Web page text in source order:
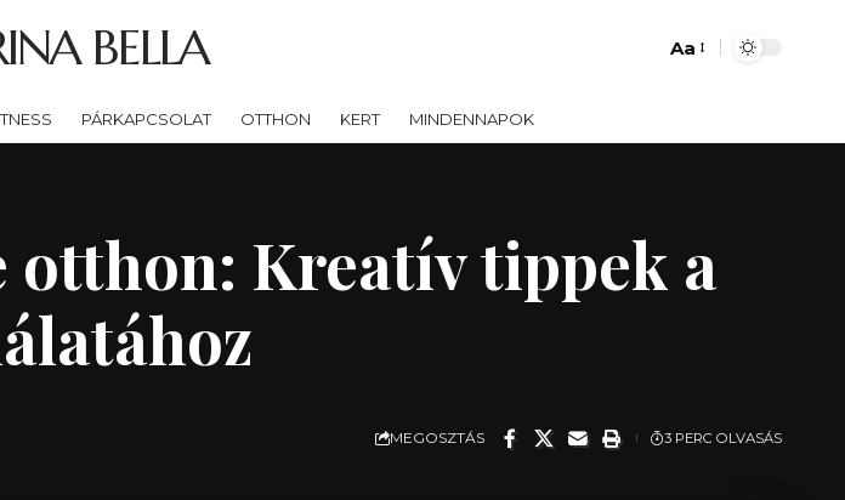
BELLA
Font
Aa
PÁRKAPCSOLAT OTTHON KERT MINDENNAPOK
otthon: Kreatív tippek a
MEGOSZTÁS 3 PERC OLVASÁS